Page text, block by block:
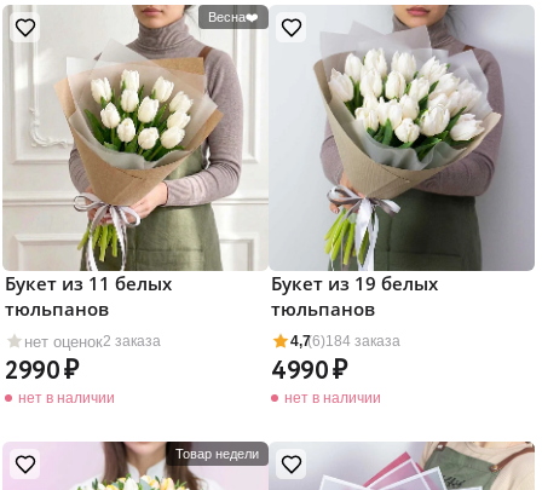
Весна❤️
нет оценок2 заказа
Букет из 11 белых
тюльпанов
2990
нет в наличии
4,7(6)184 заказа
Букет из 19 белых
тюльпанов
4990
нет в наличии
Товар недели